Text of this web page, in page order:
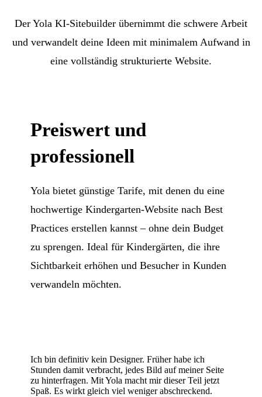
Der Yola KI-Sitebuilder übernimmt die schwere Arbeit
und verwandelt deine Ideen mit minimalem Aufwand in
eine vollständig strukturierte Website.
Preiswert und
professionell
Yola bietet günstige Tarife, mit denen du eine
hochwertige Kindergarten-Website nach Best
Practices erstellen kannst – ohne dein Budget
zu sprengen. Ideal für Kindergärten, die ihre
Sichtbarkeit erhöhen und Besucher in Kunden
verwandeln möchten.
Ich bin definitiv kein Designer. Früher habe ich
Stunden damit verbracht, jedes Bild auf meiner Seite
zu hinterfragen. Mit Yola macht mir dieser Teil jetzt
Spaß. Es wirkt gleich viel weniger abschreckend.